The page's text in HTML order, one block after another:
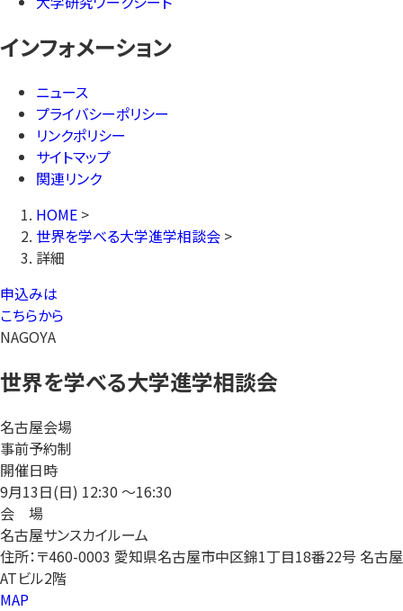
インフォメーション
ニュース
プライバシーポリシー
リンクポリシー
サイトマップ
関連リンク
HOME >
世界を学べる大学進学相談会 >
詳細
申込みは
こちらから
NAGOYA
世界を学べる大学進学相談会
名古屋会場
事前予約制
開催日時
9月13日(日) 12:30 〜16:30
会 場
名古屋サンスカイルーム
住所：〒460-0003 愛知県名古屋市中区錦1丁目18番22号 名古屋
ATビル2階
MAP